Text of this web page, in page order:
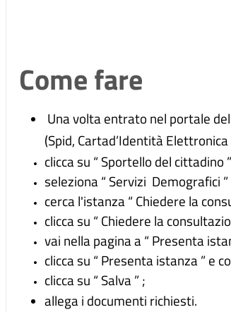
Come fare
Una volta entrato nel portale
(Spid, Cartad’Identità Elettronica
clicca su “ Sportello del cittadino
seleziona “ Servizi Demografici ”
cerca l'istanza “ Chiedere la
clicca su “ Chiedere la
vai nella pagina a “ Presenta
clicca su “ Presenta istanza ” e
clicca su “ Salva ” ;
allega i documenti richiesti.